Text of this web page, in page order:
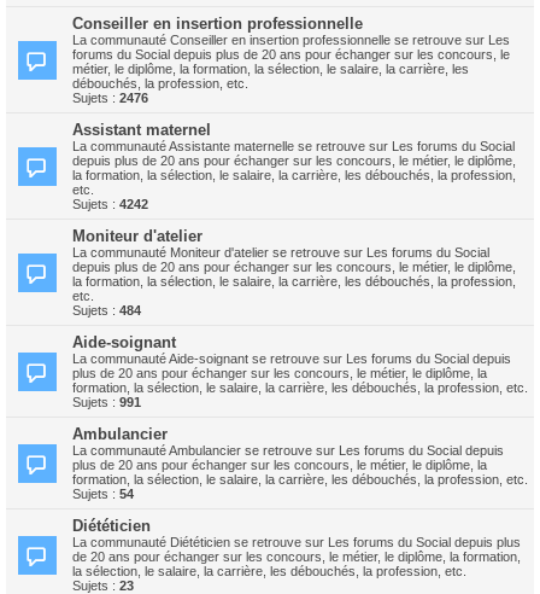
Conseiller en insertion professionnelle
La communauté Conseiller en insertion professionnelle se retrouve sur Les
forums du Social depuis plus de 20 ans pour échanger sur les concours, le
métier, le diplôme, la formation, la sélection, le salaire, la carrière, les
débouchés, la profession, etc.
Sujets : 2476
Assistant maternel
La communauté Assistante maternelle se retrouve sur Les forums du Social
depuis plus de 20 ans pour échanger sur les concours, le métier, le diplôme,
la formation, la sélection, le salaire, la carrière, les débouchés, la profession,
etc.
Sujets : 4242
Moniteur d'atelier
La communauté Moniteur d'atelier se retrouve sur Les forums du Social
depuis plus de 20 ans pour échanger sur les concours, le métier, le diplôme,
la formation, la sélection, le salaire, la carrière, les débouchés, la profession,
etc.
Sujets : 484
Aide-soignant
La communauté Aide-soignant se retrouve sur Les forums du Social depuis
plus de 20 ans pour échanger sur les concours, le métier, le diplôme, la
formation, la sélection, le salaire, la carrière, les débouchés, la profession, etc.
Sujets : 991
Ambulancier
La communauté Ambulancier se retrouve sur Les forums du Social depuis
plus de 20 ans pour échanger sur les concours, le métier, le diplôme, la
formation, la sélection, le salaire, la carrière, les débouchés, la profession, etc.
Sujets : 54
Diététicien
La communauté Diététicien se retrouve sur Les forums du Social depuis plus
de 20 ans pour échanger sur les concours, le métier, le diplôme, la formation,
la sélection, le salaire, la carrière, les débouchés, la profession, etc.
Sujets : 23